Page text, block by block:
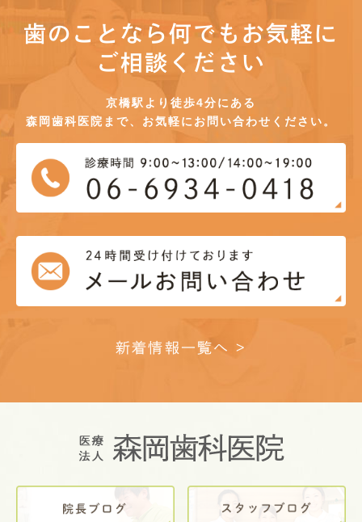
歯のことなら何でもお気軽に
ご相談ください
京橋駅より徒歩4分にある
森岡歯科医院まで、お気軽にお問い合わせください。
新着情報一覧へ >